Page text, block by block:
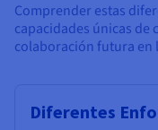
Comprender estas
capacidades únicas de
colaboración futura en
Diferentes